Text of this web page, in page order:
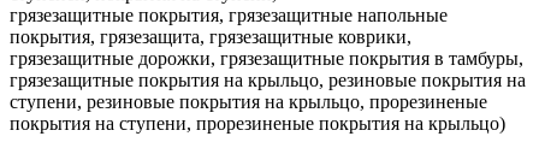
грязезащитные покрытия, грязезащитные напольные
покрытия, грязезащита, грязезащитные коврики,
грязезащитные дорожки, грязезащитные покрытия в тамбуры,
грязезащитные покрытия на крыльцо, резиновые покрытия на
ступени, резиновые покрытия на крыльцо, прорезиненые
покрытия на ступени, прорезиненые покрытия на крыльцо)